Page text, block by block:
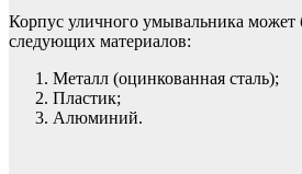
Корпус уличного умывальника может
следующих материалов:
Металл (оцинкованная сталь);
Пластик;
Алюминий.